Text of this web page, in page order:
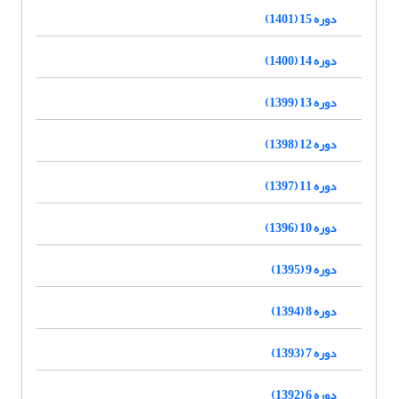
دوره 15 (1401)
دوره 14 (1400)
دوره 13 (1399)
دوره 12 (1398)
دوره 11 (1397)
دوره 10 (1396)
دوره 9 (1395)
دوره 8 (1394)
دوره 7 (1393)